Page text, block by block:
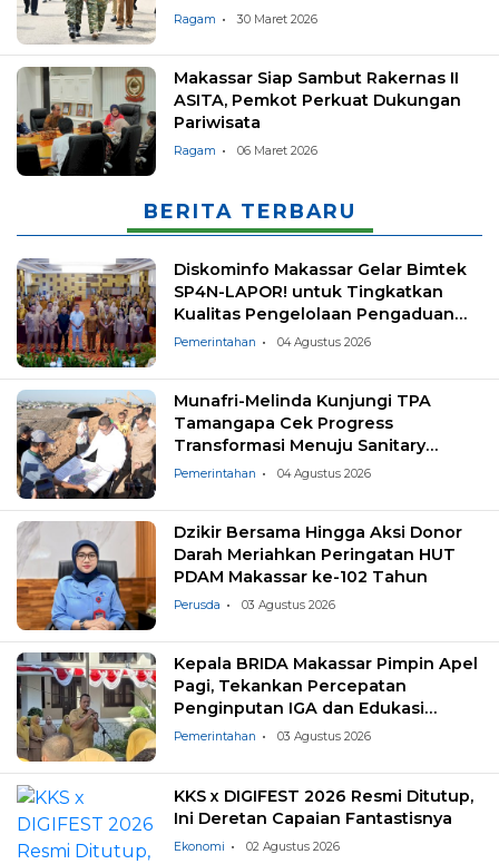
Desa
Ragam 30 Maret 2026
Makassar Siap Sambut Rakernas II
ASITA, Pemkot Perkuat Dukungan
Pariwisata
Ragam 06 Maret 2026
BERITA TERBARU
Diskominfo Makassar Gelar Bimtek
SP4N-LAPOR! untuk Tingkatkan
Kualitas Pengelolaan Pengaduan
Masyarakat
Pemerintahan 04 Agustus 2026
Munafri-Melinda Kunjungi TPA
Tamangapa Cek Progress
Transformasi Menuju Sanitary
Landfill
Pemerintahan 04 Agustus 2026
Dzikir Bersama Hingga Aksi Donor
Darah Meriahkan Peringatan HUT
PDAM Makassar ke-102 Tahun
Perusda 03 Agustus 2026
Kepala BRIDA Makassar Pimpin Apel
Pagi, Tekankan Percepatan
Penginputan IGA dan Edukasi
Pemilahan Sampah
Pemerintahan 03 Agustus 2026
KKS x DIGIFEST 2026 Resmi Ditutup,
Ini Deretan Capaian Fantastisnya
Ekonomi 02 Agustus 2026